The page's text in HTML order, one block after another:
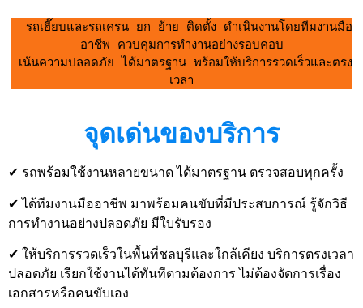
รถเฮี๊ยบและรถเครน ยก ย้าย ติดตั้ง ดำเนินงานโดยทีมงานมือ
อาชีพ ควบคุมการทำงานอย่างรอบคอบ
เวลา
จุดเด่นของบริการ
✔ รถพร้อมใช้งานหลายขนาด ได้มาตรฐาน ตรวจสอบทุกครั้ง
✔ ได้ทีมงานมืออาชีพ มาพร้อมคนขับที่มีประสบการณ์ รู้จักวิธี
การทำงานอย่างปลอดภัย มีใบรับรอง
✔ ให้บริการรวดเร็วในพื้นที่ชลบุรีและใกล้เคียง บริการตรงเวลา
ปลอดภัย เรียกใช้งานได้ทันทีตามต้องการ ไม่ต้องจัดการเรื่อง
เอกสารหรือคนขับเอง